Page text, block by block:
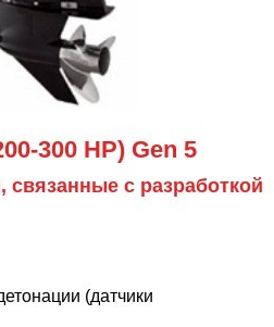
300 HP) Gen 5
связанные с разработкой
(датчики